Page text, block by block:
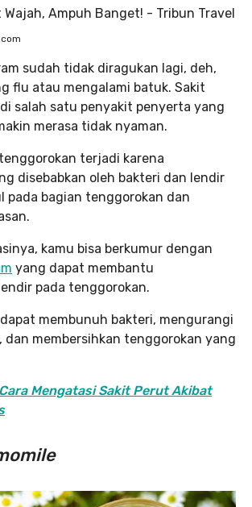
sudah tidak diragukan lagi, deh,
flu atau mengalami batuk. Sakit
salah satu penyakit penyerta yang
merasa tidak nyaman.
terjadi karena
disebabkan oleh bakteri dan lendir
pada bagian tenggorokan dan
kamu bisa berkumur dengan
yang dapat membantu
pada tenggorokan.
membunuh bakteri, mengurangi
dan membersihkan tenggorokan yang
Mengatasi Sakit Perut Akibat